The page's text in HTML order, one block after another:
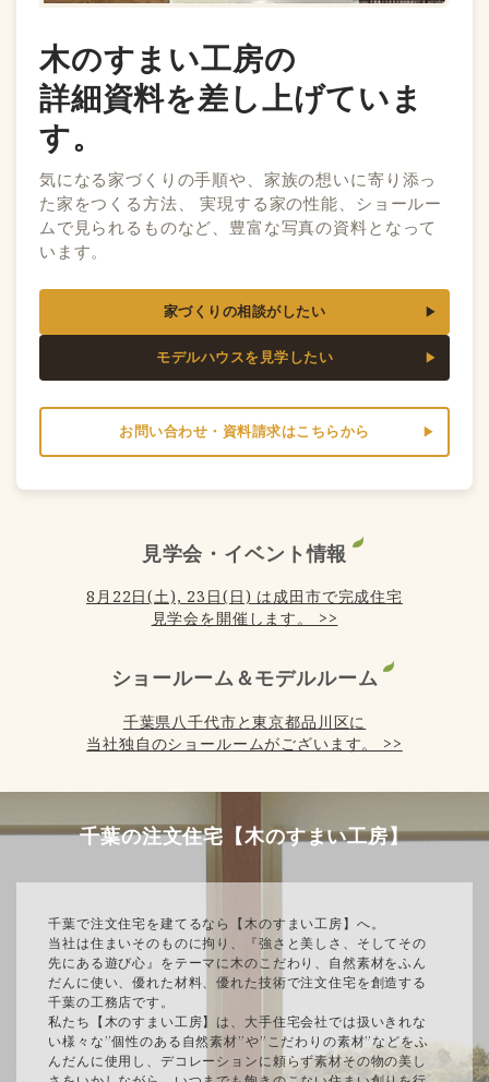
木のすまい工房の
詳細資料を差し上げていま
す。
気になる家づくりの手順や、家族の想いに寄り添っ
た家をつくる方法、 実現する家の性能、ショールー
ムで見られるものなど、豊富な写真の資料となって
います。
家づくりの相談がしたい
モデルハウスを見学したい
お問い合わせ・資料請求はこちらから
見学会・イベント情報
8月22日(土), 23日(日) は成田市で完成住宅
見学会を開催します。 >>
ショールーム＆モデルルーム
千葉県八千代市と東京都品川区に
当社独自のショールームがございます。 >>
千葉の注文住宅【木のすまい工房】
千葉で注文住宅を建てるなら【木のすまい工房】へ。
当社は住まいそのものに拘り、『強さと美しさ、そしてその
先にある遊び心』をテーマに木のこだわり、自然素材をふん
だんに使い、優れた材料、優れた技術で注文住宅を創造する
千葉の工務店です。
私たち【木のすまい工房】は、大手住宅会社では扱いきれな
い様々な”個性のある自然素材”や”こだわりの素材”などをふ
んだんに使用し、デコレーションに頼らず素材その物の美し